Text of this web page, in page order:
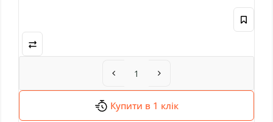
Купити в 1 клік